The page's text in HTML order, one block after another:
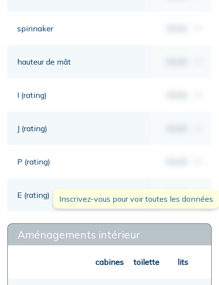
spinnaker
hauteur de mât
I (rating)
J (rating)
P (rating)
E (rating) 00,00
Inscrivez-vous pour voir toutes les données
Aménagements intérieur
cabines toilette lits